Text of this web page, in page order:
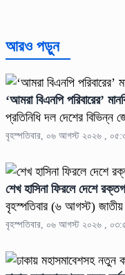
আরও পড়ুন
‘আমরা বিএনপি পরিবারের’
প্রতিনিধি দল দেশের
বৃহস্পতিবার, ০৬ আগস্ট ২০২৬ ,
শেখ হাসিনা ফিরলে দেশে
বৃহস্পতিবার (৬ আগস্ট)
বৃহস্পতিবার, ০৬ আগস্ট ২০২৬ ,